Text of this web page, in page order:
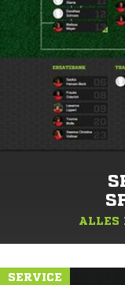
ALLES
SERVICE